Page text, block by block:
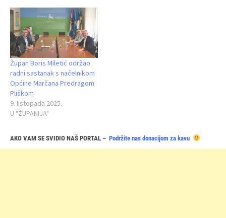
Župan Boris Miletić održao
radni sastanak s načelnikom
Općine Marčana Predragom
Pliškom
9. listopada 2025.
U "ŽUPANIJA"
AKO VAM SE SVIDIO NAŠ PORTAL – Podržite nas donacijom za kavu